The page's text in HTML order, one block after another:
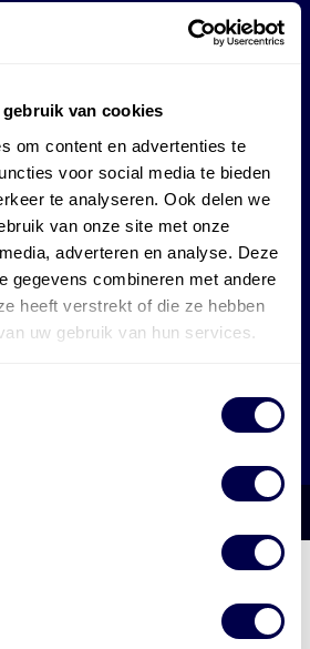
van cookies
om content en advertenties te
voor social media te bieden
te analyseren. Ook delen we
van onze site met onze
adverteren en analyse. Deze
gegevens combineren met andere
heeft verstrekt of die ze hebben
uw gebruik van hun services.